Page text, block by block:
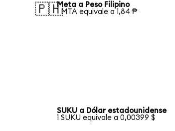
🇵🇭Meta a Peso Filipino
1 MTA equivale a 1,84 ₱
SUKU a Dólar estadounidense
1 SUKU equivale a 0,00399 $